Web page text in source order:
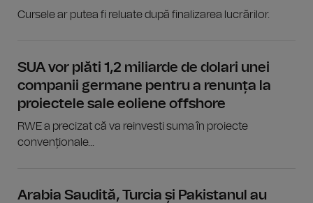
Cursele ar putea fi reluate după finalizarea lucrărilor.
SUA vor plăti 1,2 miliarde de dolari unei
companii germane pentru a renunța la
proiectele sale eoliene offshore
RWE a precizat că va reinvesti suma în proiecte
convenționale...
Arabia Saudită, Turcia și Pakistanul au